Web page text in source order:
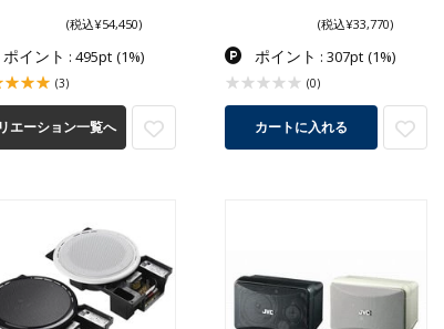
(税込¥54,450)
ポイント : 495pt (1%)
(3)
エーション一覧へ
(税込¥33,770)
ポイント : 307pt (1%)
(0)
カートに入れる